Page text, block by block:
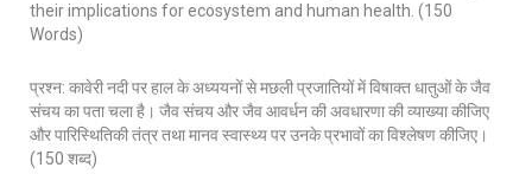
their implications for ecosystem and human health. (150
Words)
प्रश्न: कावेरी नदी पर हाल के अध्ययनों से मछली प्रजातियों में विषाक्त धातुओं के जैव
संचय का पता चला है। जैव संचय और जैव आवर्धन की अवधारणा की व्याख्या कीजिए
और पारिस्थितिकी तंत्र तथा मानव स्वास्थ्य पर उनके प्रभावों का विश्लेषण कीजिए।
(150 शब्द)